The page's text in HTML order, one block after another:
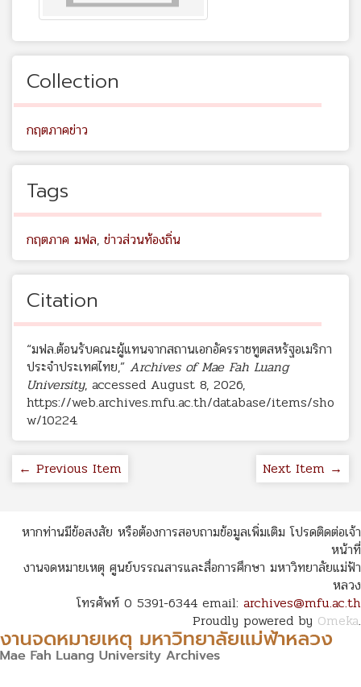
Collection
กฤตภาคข่าว
Tags
กฤตภาค มฟล, ข่าวส่วนท้องถิ่น
Citation
“มฟล.ต้อนรับคณะผู้แทนจากสถานเอกอัครราชทูตสหรัฐอเมริกา
ประจำประเทศไทย,” Archives of Mae Fah Luang
University, accessed August 8, 2026,
https://web.archives.mfu.ac.th/database/items/sho
w/10224.
← Previous Item Next Item →
หากท่านมีข้อสงสัย หรือต้องการสอบถามข้อมูลเพิ่มเติม โปรดติดต่อเจ้า
หน้าที่
งานจดหมายเหตุ ศูนย์บรรณสารและสื่อการศึกษา มหาวิทยาลัยแม่ฟ้า
หลวง
โทรศัพท์ 0 5391-6344 email: archives@mfu.ac.th
Proudly powered by Omeka.